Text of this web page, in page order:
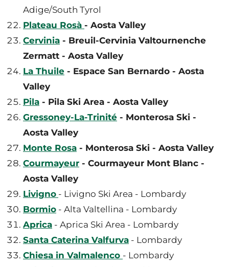
Adige/South Tyrol
Plateau Rosà - Aosta Valley
Cervinia - Breuil-Cervinia Valtournenche
Zermatt - Aosta Valley
La Thuile - Espace San Bernardo - Aosta
Valley
Pila - Pila Ski Area - Aosta Valley
Gressoney-La-Trinité - Monterosa Ski -
Aosta Valley
Monte Rosa - Monterosa Ski - Aosta Valley
Courmayeur - Courmayeur Mont Blanc -
Aosta Valley
Livigno - Livigno Ski Area - Lombardy
Bormio - Alta Valtellina - Lombardy
Aprica - Aprica Ski Area - Lombardy
Santa Caterina Valfurva - Lombardy
Chiesa in Valmalenco - Lombardy